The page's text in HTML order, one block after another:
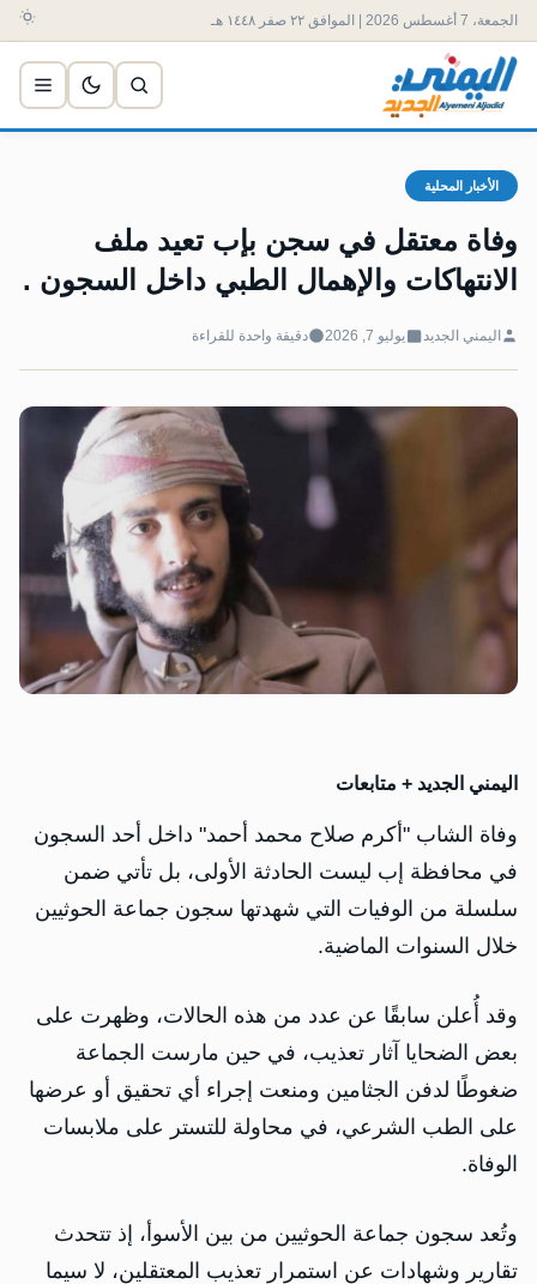
الجمعة، 7 أغسطس 2026 | الموافق ٢٢ صفر ١٤٤٨ هـ
الأخبار المحلية
وفاة معتقل في سجن بإب تعيد ملف
الانتهاكات والإهمال الطبي داخل السجون .
اليمني الجديد يوليو 7, 2026 دقيقة واحدة للقراءة
اليمني الجديد + متابعات
وفاة الشاب "أكرم صلاح محمد أحمد" داخل أحد السجون
في محافظة إب ليست الحادثة الأولى، بل تأتي ضمن
سلسلة من الوفيات التي شهدتها سجون جماعة الحوثيين
خلال السنوات الماضية.
وقد أُعلن سابقًا عن عدد من هذه الحالات، وظهرت على
بعض الضحايا آثار تعذيب، في حين مارست الجماعة
ضغوطًا لدفن الجثامين ومنعت إجراء أي تحقيق أو عرضها
على الطب الشرعي، في محاولة للتستر على ملابسات
الوفاة.
وتُعد سجون جماعة الحوثيين من بين الأسوأ، إذ تتحدث
تقارير وشهادات عن استمرار تعذيب المعتقلين، لا سيما